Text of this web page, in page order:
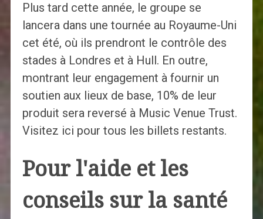
Plus tard cette année, le groupe se
lancera dans une tournée au Royaume-Uni
cet été, où ils prendront le contrôle des
stades à Londres et à Hull. En outre,
montrant leur engagement à fournir un
soutien aux lieux de base, 10% de leur
produit sera reversé à Music Venue Trust.
Visitez ici pour tous les billets restants.
Pour l'aide et les
conseils sur la santé